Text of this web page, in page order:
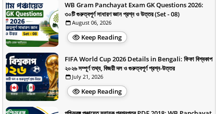
WB Gram Panchayat Exam GK Questions 2026:
৩০টি গুরুত্বপূর্ণ সাধারণ জ্ঞান প্রশ্ন ও উত্তর (Set - 08)
August 06, 2026
Keep Reading
FIFA World Cup 2026 Details in Bengali: ফিফা বিশ্বকাপ
২০২৬ সম্পূর্ণ তথ্য, বিজয়ী দল ও গুরুত্বপূর্ণ প্রশ্ন-উত্তর
July 21, 2026
Keep Reading